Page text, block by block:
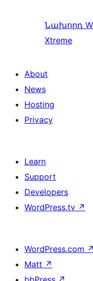
Նախորդ
Xtreme
About
News
Hosting
Privacy
Learn
Support
Developers
WordPress.tv ↗
WordPress.com ↗
Matt ↗